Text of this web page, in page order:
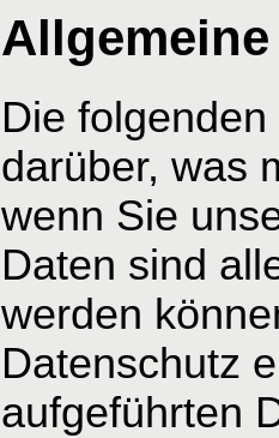
Die
darüber, was
wenn Sie
Daten sind
werden
Datenschutz
aufgeführten